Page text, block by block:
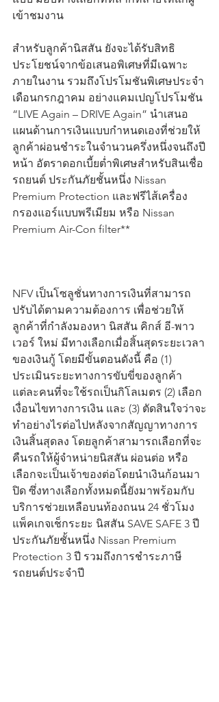
เข้าชมงาน
สำหรับลูกค้านิสสัน ยังจะได้รับสิทธิ
ประโยชน์จากข้อเสนอพิเศษที่มีเฉพาะ
ภายในงาน รวมถึงโปรโมชันพิเศษประจำ
เดือนกรกฎาคม อย่างแคมเปญโปรโมชัน
“LIVE Again – DRIVE Again” นำเสนอ
แผนด้านการเงินแบบกำหนดเองที่ช่วยให้
ลูกค้าผ่อนชำระในจำนวนครึ่งหนึ่งจนถึงปี
หน้า อัตราดอกเบี้ยต่ำพิเศษสำหรับสินเชื่อ
รถยนต์ ประกันภัยชั้นหนึ่ง Nissan
Premium Protection และฟรีไส้เครื่อง
กรองแอร์แบบพรีเมียม หรือ Nissan
Premium Air-Con filter**
NFV เป็นโซลูชั่นทางการเงินที่สามารถ
ปรับได้ตามความต้องการ เพื่อช่วยให้
ลูกค้าที่กำลังมองหา นิสสัน คิกส์ อี-พาว
เวอร์ ใหม่ มีทางเลือกเมื่อสิ้นสุดระยะเวลา
ของเงินกู้ โดยมีขั้นตอนดังนี้ คือ (1)
ประเมินระยะทางการขับขี่ของลูกค้า
แต่ละคนที่จะใช้รถเป็นกิโลเมตร (2) เลือก
เงื่อนไขทางการเงิน และ (3) ตัดสินใจว่าจะ
ทำอย่างไรต่อไปหลังจากสัญญาทางการ
เงินสิ้นสุดลง โดยลูกค้าสามารถเลือกที่จะ
คืนรถให้ผู้จำหน่ายนิสสัน ผ่อนต่อ หรือ
เลือกจะเป็นเจ้าของต่อโดยนำเงินก้อนมา
ปิด ซึ่งทางเลือกทั้งหมดนี้ยังมาพร้อมกับ
บริการช่วยเหลือบนท้องถนน 24 ชั่วโมง
แพ็คเกจเช็กระยะ นิสสัน SAVE SAFE 3 ปี
ประกันภัยชั้นหนึ่ง Nissan Premium
Protection 3 ปี รวมถึงการชำระภาษี
รถยนต์ประจำปี